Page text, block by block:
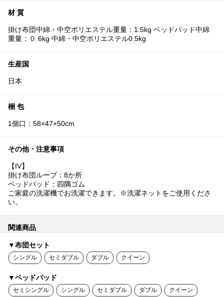
材 質
掛け布団中綿・中空ポリエステル重量：1.5kg ベッドパッド中綿
重量：０.6kg 中綿・中空ポリエステル0.5kg
生産国
日本
梱 包
1個口：58×47×50cm
その他・注意事項
【IV】
掛け布団ループ：8か所
ベッドパッド：四隅ゴム
ご家庭の洗濯機でお洗濯できます。※洗濯ネットをご使用くださ
い。
関連商品
▼布団セット
シングル セミダブル ダブル クイーン
▼ベッドパッド
セミシングル シングル セミダブル ダブル クイーン